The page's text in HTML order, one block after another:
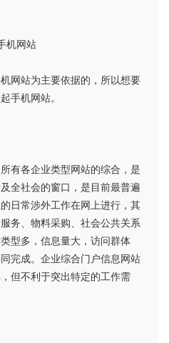
机网站
网站为主要依据的，所以想要
手机网站。
有各企业类型网站的综合，是
全社会的窗口，是目前最普遍
日常涉外工作在网上进行，其
务、物料采购、社会公共关系
型多，信息量大，访问群体
完成。企业综合门户信息网站
但不利于突出特定的工作需